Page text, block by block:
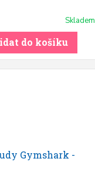
Skladem
do košíku